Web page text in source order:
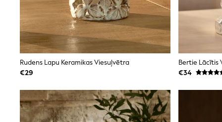
Polo Shirts
Sweatshirts
Cardigans
Coats & Jackets
Underwear
Socks & Tights
Multipacks
Swimwear
Tops
Leggings
Shorts
Rudens Lapu Keramikas Viesuļvētra
€29
Bertie Lācītis
€34